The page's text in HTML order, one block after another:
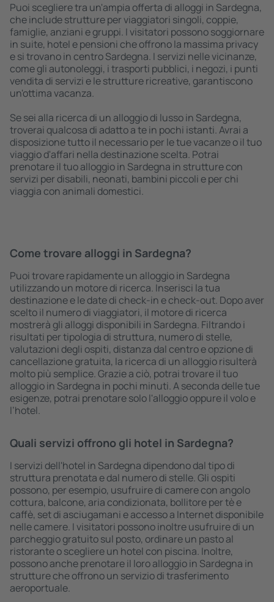
Puoi scegliere tra un'ampia offerta di alloggi in Sardegna,
che include strutture per viaggiatori singoli, coppie,
famiglie, anziani e gruppi. I visitatori possono soggiornare
in suite, hotel e pensioni che offrono la massima privacy
e si trovano in centro Sardegna. I servizi nelle vicinanze,
come gli autonoleggi, i trasporti pubblici, i negozi, i punti
vendita di servizi e le strutture ricreative, garantiscono
un'ottima vacanza.
Se sei alla ricerca di un alloggio di lusso in Sardegna,
troverai qualcosa di adatto a te in pochi istanti. Avrai a
disposizione tutto il necessario per le tue vacanze o il tuo
viaggio d'affari nella destinazione scelta. Potrai
prenotare il tuo alloggio in Sardegna in strutture con
servizi per disabili, neonati, bambini piccoli e per chi
viaggia con animali domestici.
Come trovare alloggi in Sardegna?
Puoi trovare rapidamente un alloggio in Sardegna
utilizzando un motore di ricerca. Inserisci la tua
destinazione e le date di check-in e check-out. Dopo aver
scelto il numero di viaggiatori, il motore di ricerca
mostrerà gli alloggi disponibili in Sardegna. Filtrando i
risultati per tipologia di struttura, numero di stelle,
valutazioni degli ospiti, distanza dal centro e opzione di
cancellazione gratuita, la ricerca di un alloggio risulterà
molto più semplice. Grazie a ciò, potrai trovare il tuo
alloggio in Sardegna in pochi minuti. A seconda delle tue
esigenze, potrai prenotare solo l'alloggio oppure il volo e
l’hotel.
Quali servizi offrono gli hotel in Sardegna?
I servizi dell'hotel in Sardegna dipendono dal tipo di
struttura prenotata e dal numero di stelle. Gli ospiti
possono, per esempio, usufruire di camere con angolo
cottura, balcone, aria condizionata, bollitore per tè e
caffè, set di asciugamani e accesso a Internet disponibile
nelle camere. I visitatori possono inoltre usufruire di un
parcheggio gratuito sul posto, ordinare un pasto al
ristorante o scegliere un hotel con piscina. Inoltre,
possono anche prenotare il loro alloggio in Sardegna in
strutture che offrono un servizio di trasferimento
aeroportuale.